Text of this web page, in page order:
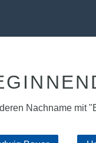
Nachname mit